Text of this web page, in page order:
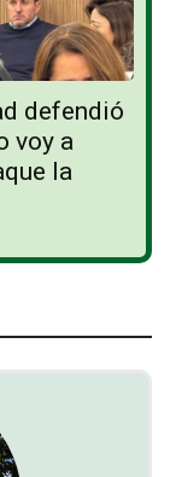
defendió
voy a
la